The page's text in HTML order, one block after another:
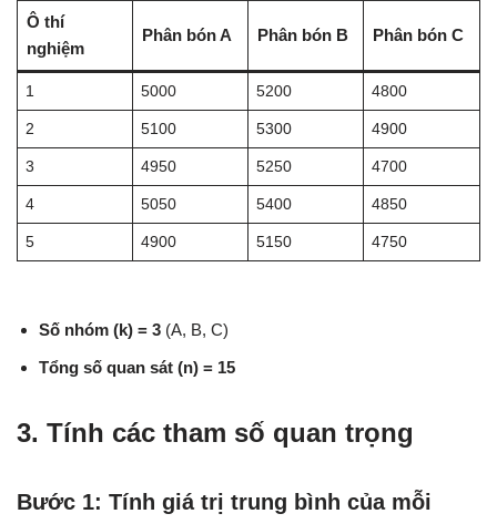
Ô thí
nghiệm
Phân bón A Phân bón B Phân bón C
1 5000 5200 4800
2 5100 5300 4900
3 4950 5250 4700
4 5050 5400 4850
5 4900 5150 4750
Số nhóm (k) = 3 (A, B, C)
Tổng số quan sát (n) = 15
3. Tính các tham số quan trọng
Bước 1: Tính giá trị trung bình của mỗi